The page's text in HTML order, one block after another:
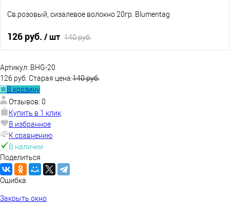
Св.розовый, сизалевое волокно 20гр. Blumentag
126 руб. / шт 140 руб.
В избранное
Артикул: BHG-20
126 руб. Старая цена:140 руб.
В корзину
Отзывов: 0
Купить в 1 клик
В избранное
К сравнению
В наличии
Поделиться
Ошибка
Закрыть окно